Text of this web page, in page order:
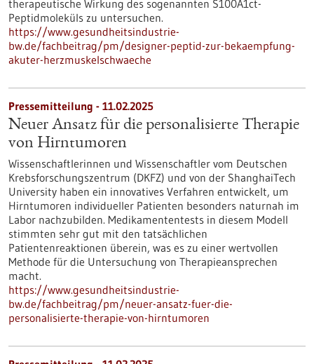
therapeutische Wirkung des sogenannten S100A1ct-
Peptidmoleküls zu untersuchen.
https://www.gesundheitsindustrie-
bw.de/fachbeitrag/pm/designer-peptid-zur-bekaempfung-
akuter-herzmuskelschwaeche
Pressemitteilung - 11.02.2025
Neuer Ansatz für die personalisierte Therapie
von Hirntumoren
Wissenschaftlerinnen und Wissenschaftler vom Deutschen
Krebsforschungszentrum (DKFZ) und von der ShanghaiTech
University haben ein innovatives Verfahren entwickelt, um
Hirntumoren individueller Patienten besonders naturnah im
Labor nachzubilden. Medikamententests in diesem Modell
stimmten sehr gut mit den tatsächlichen
Patientenreaktionen überein, was es zu einer wertvollen
Methode für die Untersuchung von Therapieansprechen
macht.
https://www.gesundheitsindustrie-
bw.de/fachbeitrag/pm/neuer-ansatz-fuer-die-
personalisierte-therapie-von-hirntumoren